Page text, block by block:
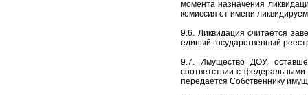
момента назначения
комиссия от имени
9.6. Ликвидация считается
единый государственный
9.7. Имущество ДОУ,
соответствии с
передается Собственнику